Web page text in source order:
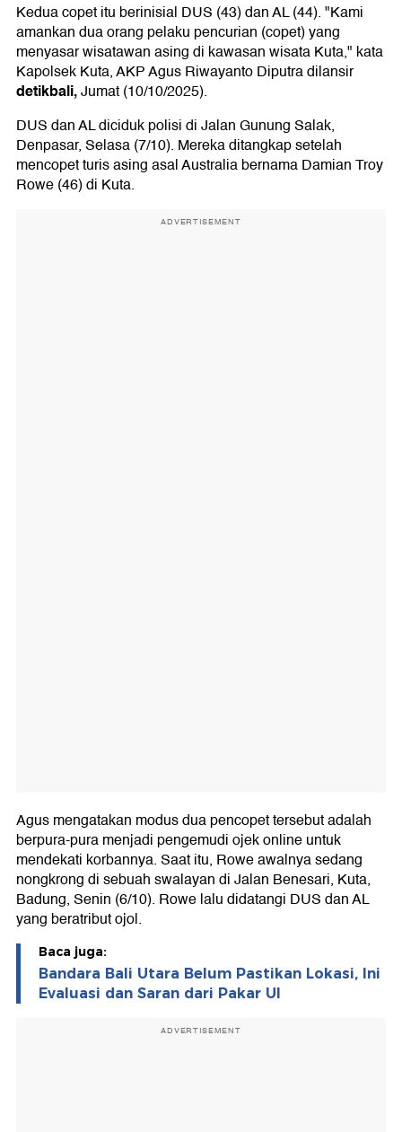
Kedua copet itu berinisial DUS (43) dan AL (44). "Kami
amankan dua orang pelaku pencurian (copet) yang
menyasar wisatawan asing di kawasan wisata Kuta," kata
Kapolsek Kuta, AKP Agus Riwayanto Diputra dilansir
detikbali,Jumat (10/10/2025).
DUS dan AL diciduk polisi di Jalan Gunung Salak,
Denpasar, Selasa (7/10). Mereka ditangkap setelah
mencopet turis asing asal Australia bernama Damian Troy
Rowe (46) di Kuta.
ADVERTISEMENT
Agus mengatakan modus dua pencopet tersebut adalah
berpura-pura menjadi pengemudi ojek online untuk
mendekati korbannya. Saat itu, Rowe awalnya sedang
nongkrong di sebuah swalayan di Jalan Benesari, Kuta,
Badung, Senin (6/10). Rowe lalu didatangi DUS dan AL
yang beratribut ojol.
Baca juga:
Bandara Bali Utara Belum Pastikan Lokasi, Ini
Evaluasi dan Saran dari Pakar UI
ADVERTISEMENT